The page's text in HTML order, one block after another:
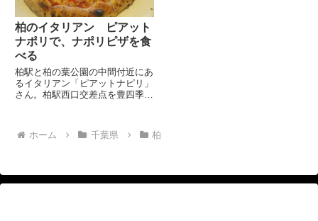
柏のイタリアン ピアット
ナポリで、ナポリピザを食
べる
柏駅と柏の葉公園の中間付近にあ
るイタリアン「ピアットナピリ」
さん。柏駅西口交差点を豊四季団
か。地中海風な雰囲気の建物で
す。 ランチタイムや土日の夕方
ホーム 千葉県 柏